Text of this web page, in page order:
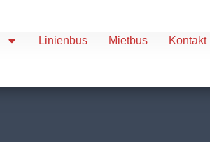
Linienbus Mietbus Kontakt